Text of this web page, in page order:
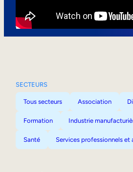
SECTEURS
Tous secteurs Association
Formation Industrie
Santé Services professionnels et